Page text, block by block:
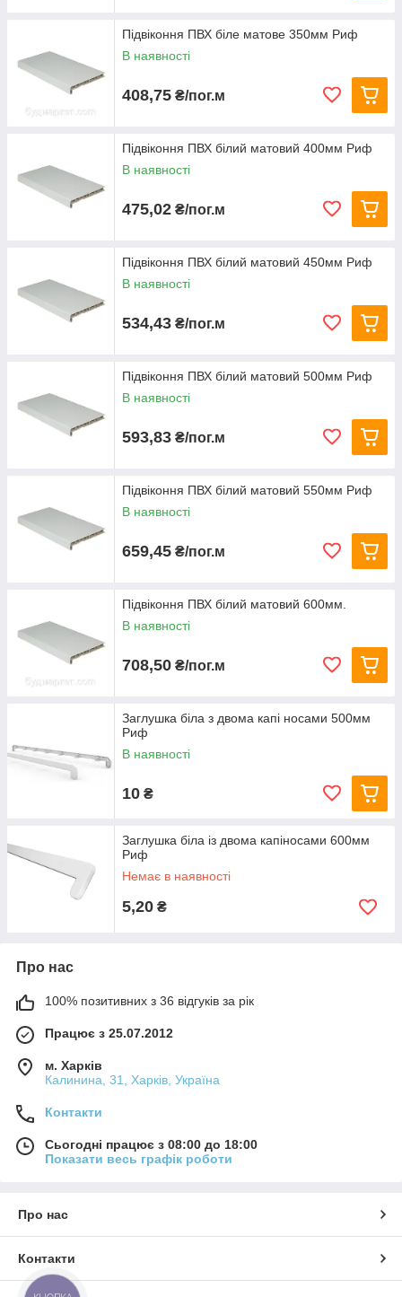
Підвіконня ПВХ біле матове 350мм Риф
В наявності
408,75 ₴/пог.м
Підвіконня ПВХ білий матовий 400мм Риф
В наявності
475,02 ₴/пог.м
Підвіконня ПВХ білий матовий 450мм Риф
В наявності
534,43 ₴/пог.м
Підвіконня ПВХ білий матовий 500мм Риф
В наявності
593,83 ₴/пог.м
Підвіконня ПВХ білий матовий 550мм Риф
В наявності
659,45 ₴/пог.м
Підвіконня ПВХ білий матовий 600мм.
В наявності
708,50 ₴/пог.м
Заглушка біла з двома капі носами 500мм
Риф
В наявності
10 ₴
Заглушка біла із двома капіносами 600мм
Риф
Немає в наявності
5,20 ₴
Про нас
100% позитивних з 36 відгуків за рік
Працює з 25.07.2012
м. Харків
Калинина, 31, Харків, Україна
Контакти
Сьогодні працює з 08:00 до 18:00
Показати весь графік роботи
Про нас
Контакти